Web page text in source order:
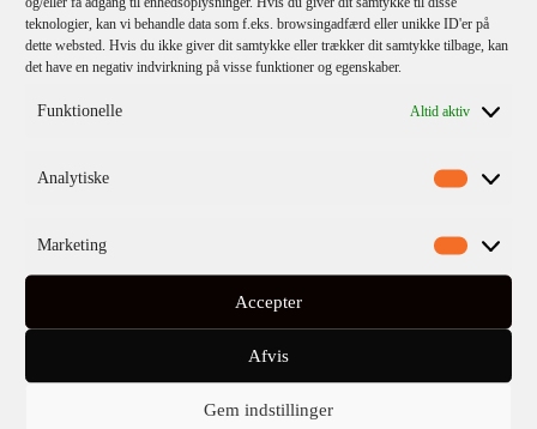
teknologier, kan vi behandle data som f.eks. browsingadfærd eller unikke ID'er på
dette websted. Hvis du ikke giver dit samtykke eller trækker dit samtykke tilbage, kan
det have en negativ indvirkning på visse funktioner og egenskaber.
Funktionelle Altid aktiv
Analytiske
Marketing
Accepter
Afvis
Gem indstillinger
Fiktion
Børn & unge
Klassikere
Skønlitteratur
Omstilling